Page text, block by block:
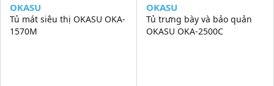
OKASU
Tủ mát siêu thị OKASU OKA-
1570M
OKASU
Tủ trưng bày và bảo quản
OKASU OKA-2500C